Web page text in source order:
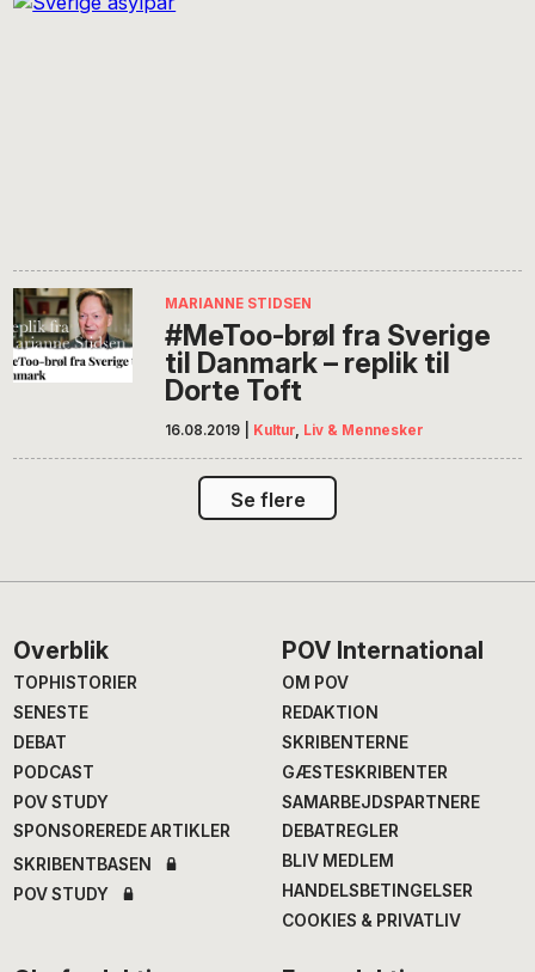
MARIANNE STIDSEN
#MeToo-brøl fra Sverige
til Danmark – replik til
Dorte Toft
16.08.2019 Kultur Liv & Mennesker
Se flere
Footer
Overblik
TOPHISTORIER
SENESTE
DEBAT
PODCAST
POV STUDY
SPONSOREREDE ARTIKLER
SKRIBENTBASEN
POV STUDY
POV International
OM POV
REDAKTION
SKRIBENTERNE
GÆSTESKRIBENTER
SAMARBEJDSPARTNERE
DEBATREGLER
BLIV MEDLEM
HANDELSBETINGELSER
COOKIES & PRIVATLIV